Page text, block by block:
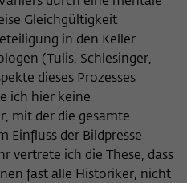
Gleichgültigkeit
in den Keller
(Tulis, Schlesinger,
dieses Prozesses
ich hier keine
mit der die gesamte
Einfluss der Bildpresse
vertrete ich die These, dass
fast alle Historiker, nicht